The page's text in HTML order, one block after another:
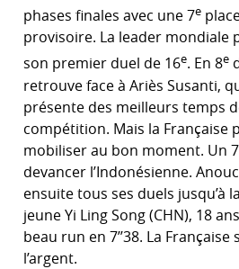
phases finales avec une 7e
provisoire. La leader mondiale
son premier duel de 16e. En 8e
retrouve face à Ariès Susanti,
présente des meilleurs temps
compétition. Mais la Française
mobiliser au bon moment. Un
devancer l’Indonésienne.
ensuite tous ses duels jusqu’à
jeune Yi Ling Song (CHN), 18
beau run en 7’’38. La
l’argent.